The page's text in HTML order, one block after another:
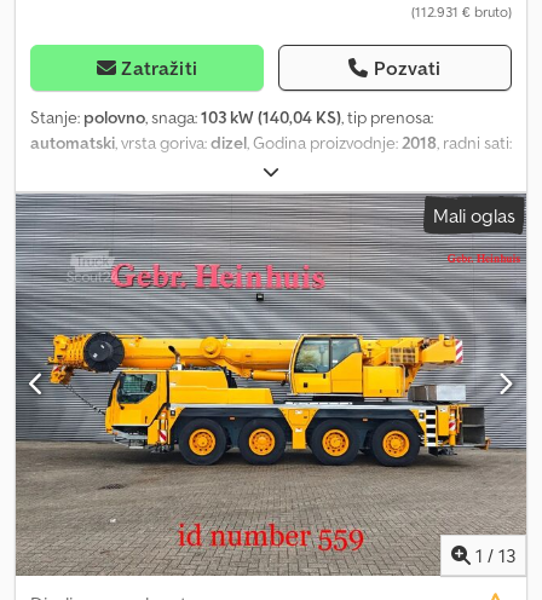
(112.931 € bruto)
Zatražiti Pozvati
Stanje: polovno, snaga:103 kW (140,04 KS), tip prenosa:
automatski, vrsta goriva:dizel, Godina proizvodnje:2018, radni sati:
, = Dodatne opcije i oprema = -
Klima uređaj - Centralno podmazivanje = Napomene = Liebherr
LH 35 M Litronic 4-cilindrični Liebherr motor, 140 kW 4 x
stabilizatora Dedpfx Apjy T Ilbs Eokr Podizna kabina Interni broj:
26E030 PRIMENA_CENTRALNOG_PODMAZIVANJA = Dodatne
informacije = Broj cilindara: 4 Prazna težina: 35.000 kg
Mali oglas
1 / 13